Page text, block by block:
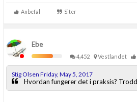
Anbefal Siter
Ebe
4,452
Vestlandet
Stig Olsen Friday, May 5, 2017
Hvordan fungerer det i praksis?